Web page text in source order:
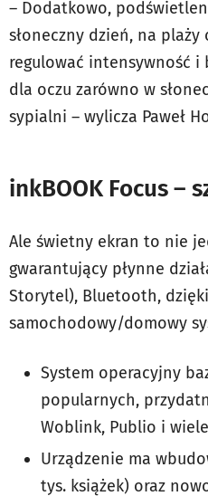
– Dodatkowo,
słoneczny dzień, na plaży
regulować intensywność
dla oczu zarówno w
sypialni – wylicza Paweł
inkBOOK Focus –
Ale świetny ekran to nie
gwarantujący płynne
Storytel), Bluetooth,
samochodowy/domowy
System operacyjny
popularnych,
Woblink, Publio i
Urządzenie ma
tys. książek) oraz